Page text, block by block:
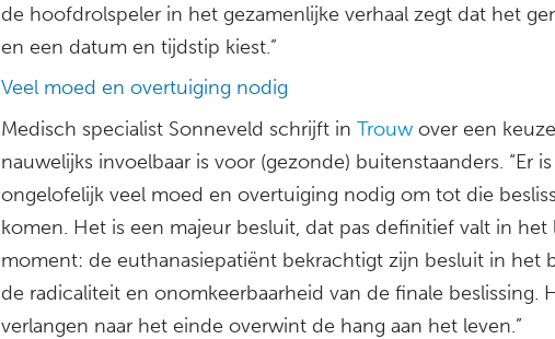
de hoofdrolspeler in het gezamenlijke verhaal zegt dat het
en een datum en tijdstip kiest.”
Veel moed en overtuiging nodig
Medisch specialist Sonneveld schrijft in Trouw over een
nauwelijks invoelbaar is voor (gezonde) buitenstaanders. “Er is
ongelofelijk veel moed en overtuiging nodig om tot die
komen. Het is een majeur besluit, dat pas definitief valt in het
moment: de euthanasiepatiënt bekrachtigt zijn besluit in het
de radicaliteit en onomkeerbaarheid van de finale beslissing.
verlangen naar het einde overwint de hang aan het leven.”